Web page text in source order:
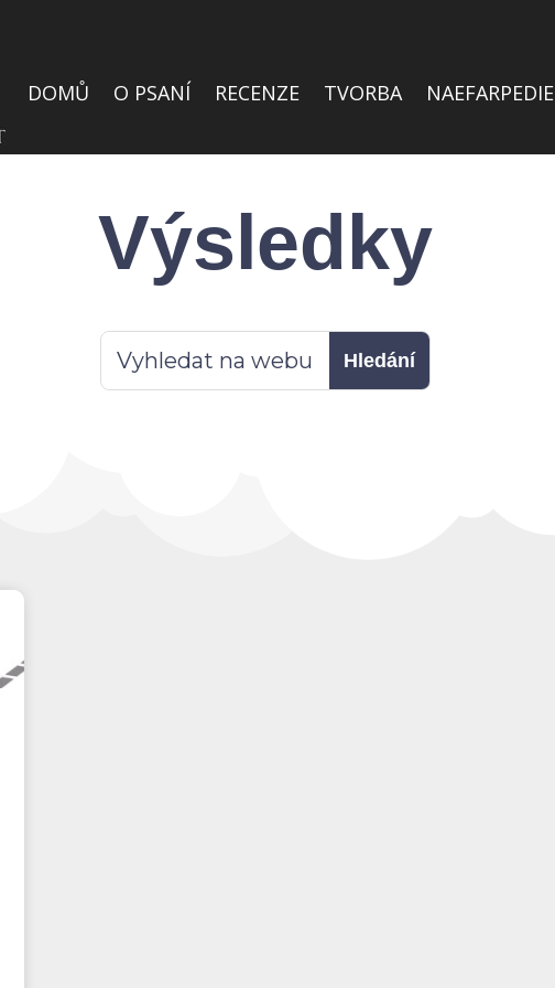
DOMŮ O PSANÍ RECENZE TVORBA NAEFARPEDIE
Výsledky